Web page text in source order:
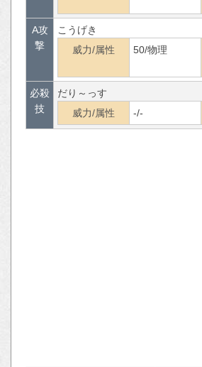
A攻
撃
こうげき
威力/属性
50/物理
必殺
技
だり～っす
威力/属性
-/-